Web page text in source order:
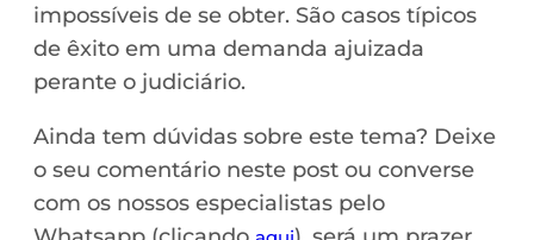
impossíveis de se obter. São casos típicos
de êxito em uma demanda ajuizada
perante o judiciário.
Ainda tem dúvidas sobre este tema? Deixe
o seu comentário neste post ou converse
com os nossos especialistas pelo